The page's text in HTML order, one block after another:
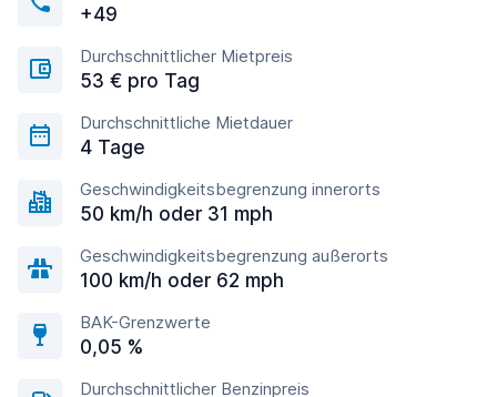
+49
Durchschnittlicher Mietpreis
53 € pro Tag
Durchschnittliche Mietdauer
4 Tage
Geschwindigkeitsbegrenzung innerorts
50 km/h oder 31 mph
Geschwindigkeitsbegrenzung außerorts
100 km/h oder 62 mph
BAK-Grenzwerte
0,05 %
Durchschnittlicher Benzinpreis